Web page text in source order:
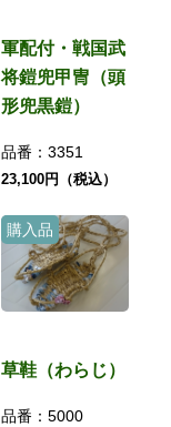
軍配付・戦国武
将鎧兜甲冑（頭
形兜黒鎧）
品番： 3351
23,100円（税込）
購入品
草鞋（わらじ）
品番： 5000